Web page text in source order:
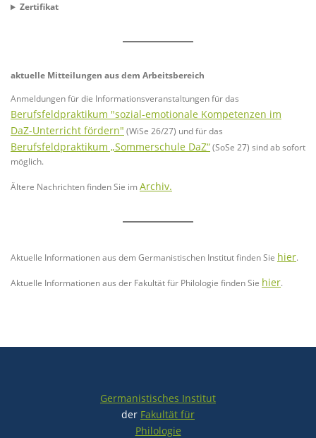
Zertifikat
aktuelle Mitteilungen aus dem Arbeitsbereich
Anmeldungen für die Informationsveranstaltungen für das
Berufsfeldpraktikum "sozial-emotionale Kompetenzen im
DaZ-Unterricht fördern" (WiSe 26/27) und für das
Berufsfeldpraktikum „Sommerschule DaZ“(SoSe 27) sind ab sofort
möglich.
Ältere Nachrichten finden Sie imArchiv.
Aktuelle Informationen aus dem Germanistischen Institut finden Sie hier.
Aktuelle Informationen aus der Fakultät für Philologie finden Sie hier.
Germanistisches Institut
der Fakultät für
Philologie